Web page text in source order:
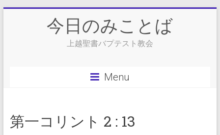
今日のみことば
上越聖書バプテスト教会
Menu
第一コリント 2 : 13